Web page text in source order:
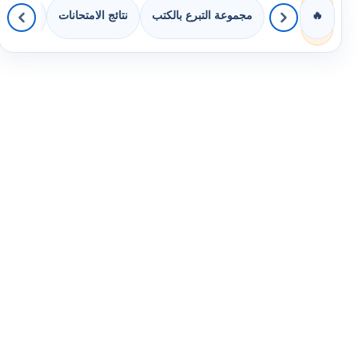
🔥 مجموعة التبرع بالكتب نتائج الامتحانات